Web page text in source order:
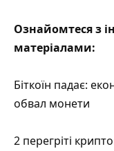
Ознайомтеся з
матеріалами:
Біткоїн падає:
обвал монети
2 перегріті